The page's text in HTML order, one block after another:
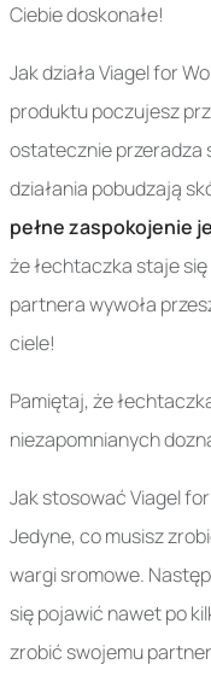
Ciebie doskonałe!
Jak działa Viagel for
produktu poczujesz
ostatecznie przeradza
działania pobudzają
pełne zaspokojenie
że łechtaczka staje
partnera wywoła
ciele!
Pamiętaj, że
niezapomnianych
Jak stosować Viagel
Jedyne, co musisz
wargi sromowe.
się pojawić nawet po
zrobić swojemu